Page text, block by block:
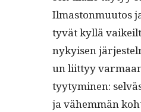
Ilmas­ton­muu­tos
tyvät kyl­lä
nykyisen
un liit­tyy
tyy­tymi­nen:
ja vähem­män